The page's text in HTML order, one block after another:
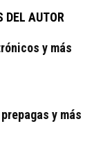
DEL AUTOR
y más
y más